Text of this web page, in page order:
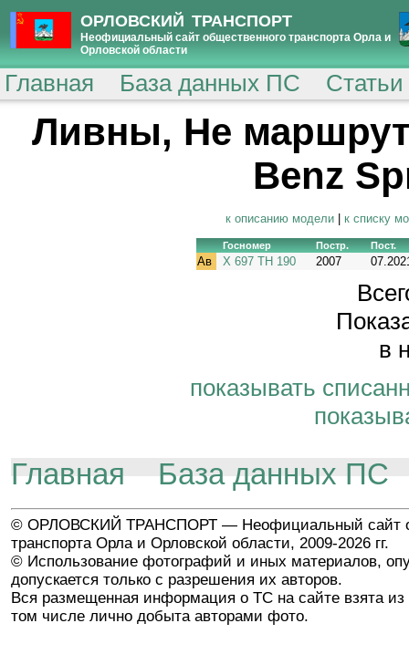
ОРЛОВСКИЙ ТРАНСПОРТ
Неофициальный сайт общественного транспорта Орла и
Орловской области
Главная База данных ПС
Ливны, Не
Benz
к описанию модели к списку
Госномер Постр. Пост.
Ав Х 697 ТН 190 2007
в
показывать
Главная База данных ПС
© ОРЛОВСКИЙ ТРАНСПОРТ — Неофициальный сайт
транспорта Орла и Орловской области, 2009-2026 гг.
© Использование фотографий и иных материалов,
допускается только с разрешения их авторов.
Вся размещенная информация о ТС на сайте взята из
том числе лично добыта авторами фото.